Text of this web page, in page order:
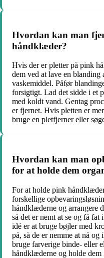
Hvordan kan man
håndklæder?
Hvis der er pletter på pink
dem ved at lave en
vaskemiddel. Påfør
forsigtigt. Lad det sidde i et
med koldt vand. Gentag
er fjernet. Hvis pletten er
bruge en pletfjerner eller
Hvordan kan man
for at holde dem
For at holde pink
forskellige
håndklæderne og arrangere
så det er nemt at se og få
idé er at bruge bøjler med
på, så de er nemme at nå
bruge farverige binde- eller
håndklæderne og holde dem